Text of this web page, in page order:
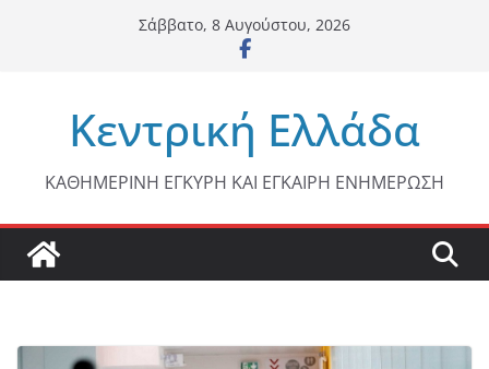
Σάββατο, 8 Αυγούστου, 2026
Κεντρική Ελλάδα
ΚΑΘΗΜΕΡΙΝΗ ΕΓΚΥΡΗ ΚΑΙ ΕΓΚΑΙΡΗ ΕΝΗΜΕΡΩΣΗ